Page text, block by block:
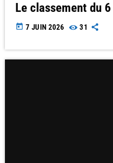
Le classement du
today 7 JUIN 2026 31